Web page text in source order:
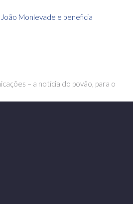
Monlevade e beneficia
– a notícia do povão, para o